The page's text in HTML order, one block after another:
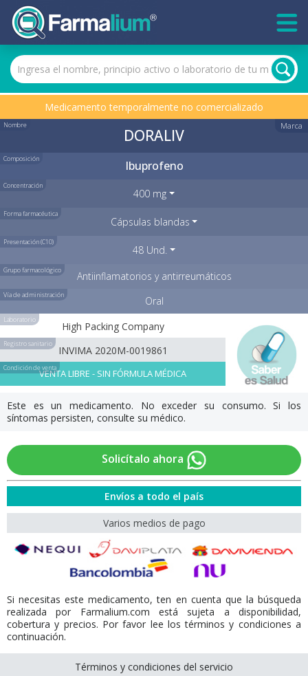
Medicamento temporalmente no comercializado
Nombre Marca
DORALIV
Composición Ibuprofeno
Concentración
400 mg
Forma farmacéutica
Cápsulas blandas
Presentación (C10)
48 Und.
Grupo farmacológico Antiinflamatorios y antirreumáticos
Vía de administración Oral
Laboratorio
High Packing Company
Registro sanitario
INVIMA 2020M-0019861
Condición de ventaVENTA LIBRE - SIN FÓRMULA MÉDICA
Este es un medicamento. No exceder su consumo. Si los
síntomas persisten, consulte su médico.
Solicítalo ahora
Envíos a todo el país
Varios medios de pago
Si necesitas este medicamento, ten en cuenta que la búsqueda
realizada por Farmalium.com está sujeta a disponibilidad,
cobertura y precios. Por favor lee los términos y condiciones a
continuación.
Términos y condiciones del servicio